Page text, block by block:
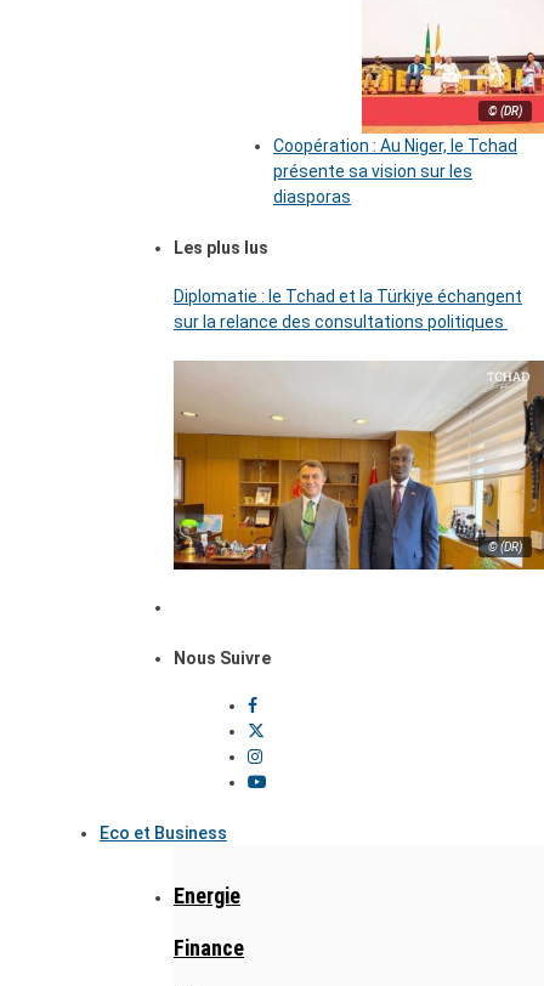
© (DR)
Coopération : Au Niger, le Tchad
présente sa vision sur les
diasporas
Les plus lus
Diplomatie : le Tchad et la Türkiye échangent
sur la relance des consultations politiques
© (DR)
Nous Suivre
Eco et Business
Energie
Finance